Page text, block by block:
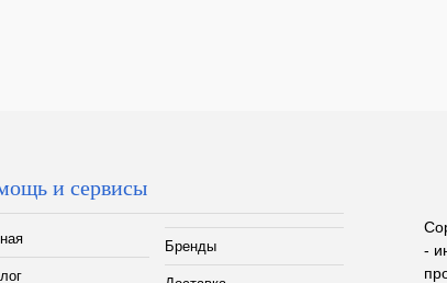
и сервисы
Бренды
-